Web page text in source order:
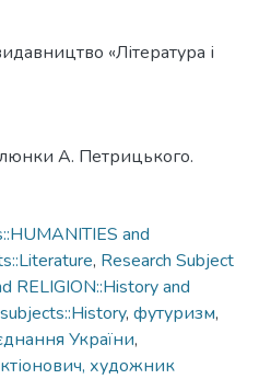
«Література і
А. Петрицького.
and
, Research Subject
RELIGION::History and
, футуризм,
України,
художник